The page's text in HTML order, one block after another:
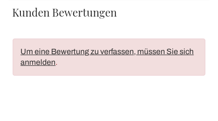
Kunden Bewertungen
Um eine Bewertung zu verfassen, müssen Sie sich
anmelden.